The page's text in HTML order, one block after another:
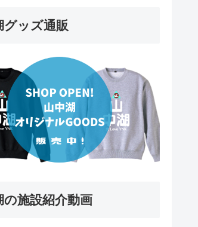
グッズ通販
の施設紹介動画